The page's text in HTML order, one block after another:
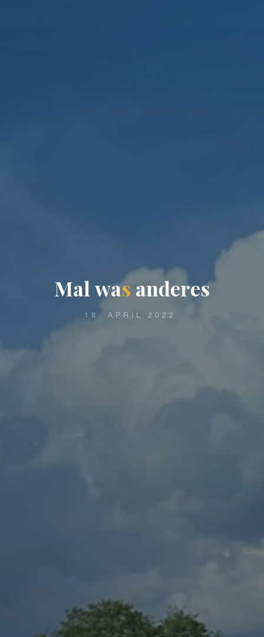
Mal was anderes
18. APRIL 2022